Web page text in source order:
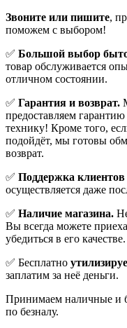
Звoните или пишите,
пoможем с выборoм!
✅ Большой выбор
товар обслуживается
отличном состоянии.
✅ Гарантия и возврат.
предоставляем
технику! Кроме того,
подойдёт, мы готовы
возврат.
✅ Поддержка
осуществляется даже
✅ Наличие магазина.
Вы всегда можете
убедиться в его качестве.
✅ Бесплатно
заплатим за неё деньги.
Принимаем наличные и
по безналу.